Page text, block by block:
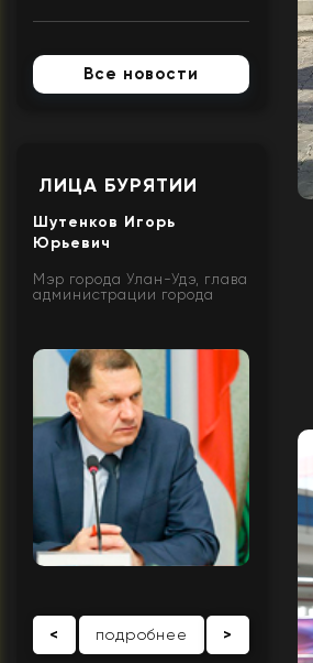
Все новости
ЛИЦА БУРЯТИИ
Шутенков Игорь
Юрьевич
Мэр города Улан-Удэ, глава
администрации города
< подробнее >